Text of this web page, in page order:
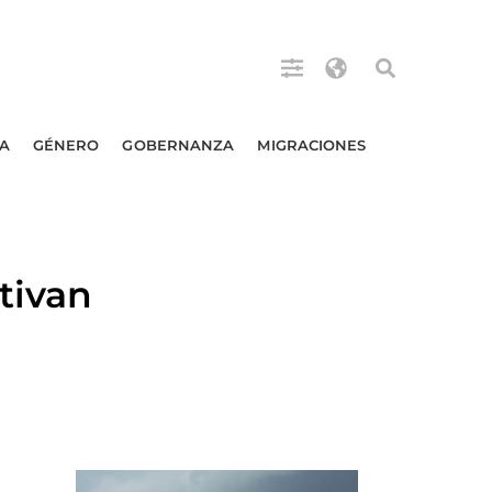
GÉNERO GOBERNANZA MIGRACIONES